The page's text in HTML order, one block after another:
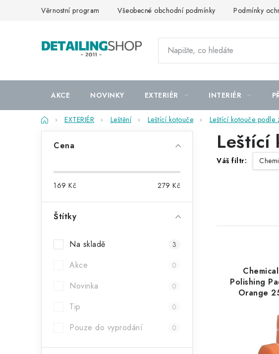
Věrnostní program Všeobecné obchodní podmínky Podmínky
AKCE NOVINKY EXTERIÉR INTERIÉR
DomůEXTERIÉR Leštění Leštící kotouče Leštící kotouče podle
t
n
Cena
169 Kč 279 Kč
Štítky
Na skladě 3
Akce 0
Novinka 0
Tip 0
Pouze do vyprodání 0
Leštící
Váš filtr:
Polishing
Orange